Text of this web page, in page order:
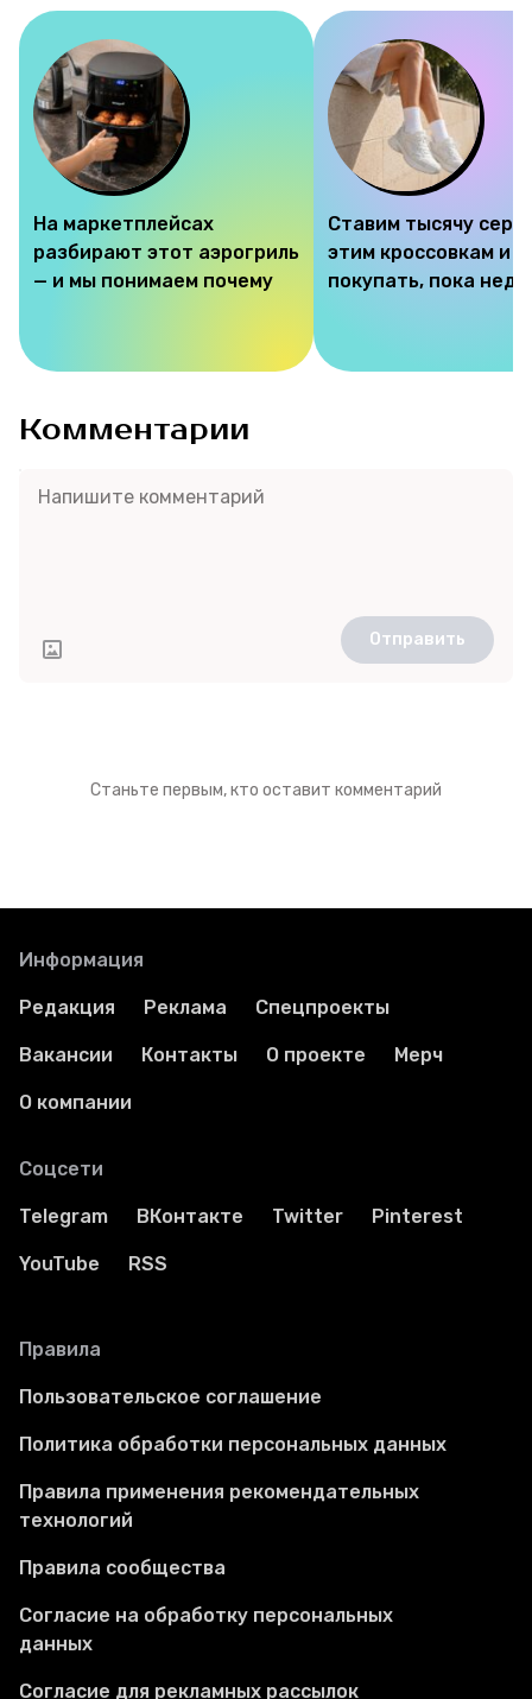
На маркетплейсах
разбирают этот аэрогриль
— и мы понимаем почему
Ставим тысячу
этим кроссовкам и
покупать, пока
Комментарии
Отправить
Станьте первым, кто оставит комментарий
Информация
Редакция Реклама Спецпроекты
Вакансии Контакты О проекте Мерч
О компании
Соцсети
Telegram ВКонтакте Twitter Pinterest
YouTube RSS
Правила
Пользовательское соглашение
Политика обработки персональных данных
Правила применения рекомендательных
технологий
Правила сообщества
Согласие на обработку персональных
данных
Согласие для рекламных рассылок